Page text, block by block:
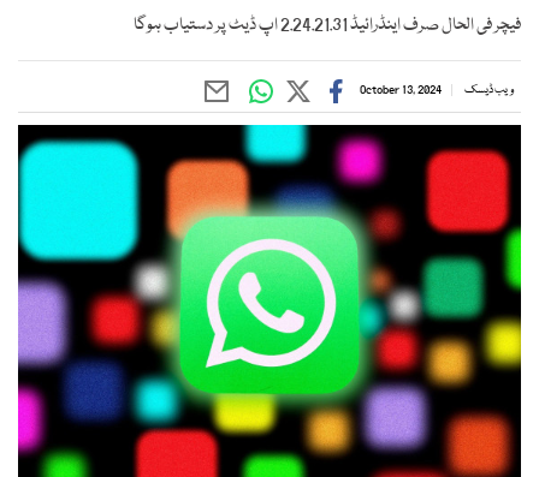
فیچر فی الحال صرف اینڈرائیڈ 2.24.21.31 اپ ڈیٹ پر دستیاب ہوگا
ویب ڈیسک October 13, 2024